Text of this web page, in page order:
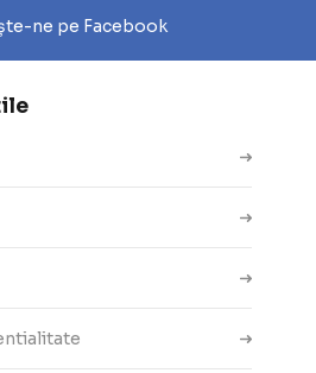
ne pe Facebook